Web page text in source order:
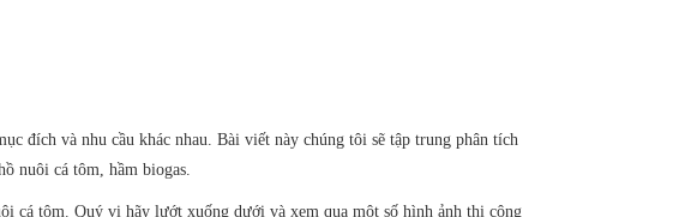
đích và nhu cầu khác nhau. Bài viết này chúng tôi sẽ tập trung phân tích
nuôi cá tôm, hầm biogas.
cá tôm. Quý vị hãy lướt xuống dưới và xem qua một số hình ảnh thi công